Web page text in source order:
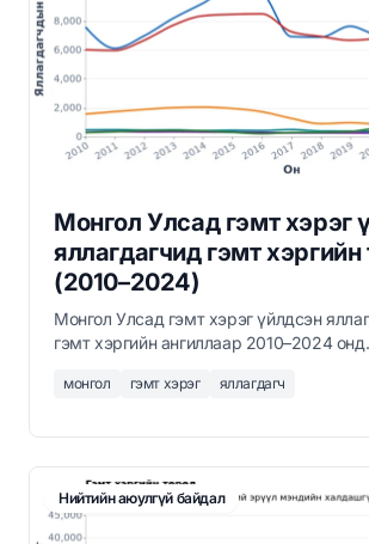
Монгол Улсад гэмт хэрэг
яллагдагчид гэмт
(2010–2024)
Монгол Улсад гэмт хэрэг үйлдсэн
гэмт хэргийн ангиллаар 2010–2024
давамгайлдаг.
монгол гэмт хэрэг яллагдагч
Нийтийн аюулгүй байдал